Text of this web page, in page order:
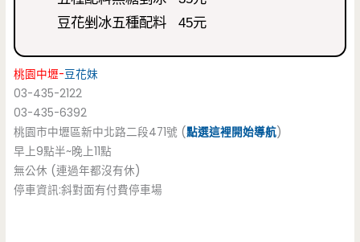
豆花剉冰五種配料 45元
桃園中壢-豆花妹
03-435-2122
03-435-6392
桃園市中壢區新中北路二段471號 (點選這裡開始導航)
早上9點半~晚上11點
無公休 (連過年都沒有休)
停車資訊:斜對面有付費停車場